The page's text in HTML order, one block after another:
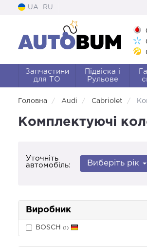
UA RU
Запчастини
для ТО
Підвіска і
Рульове
Головна Audi Cabriolet
Комплектуючі
Уточніть
автомобіль:
Виберіть рік
Виробник
BOSCH (1)